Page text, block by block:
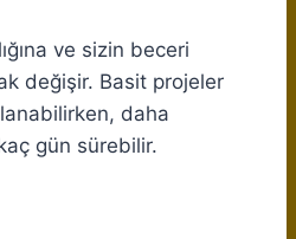
ve sizin beceri
değişir. Basit projeler
daha
gün sürebilir.